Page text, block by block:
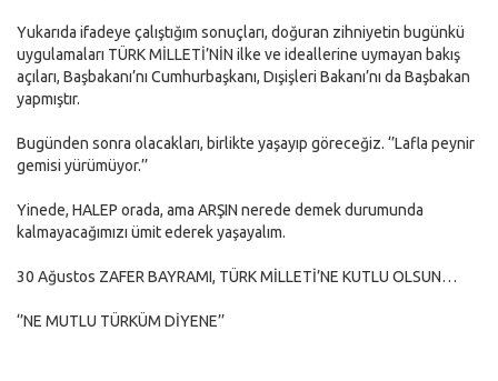
Yukarıda ifadeye çalıştığım sonuçları, doğuran zihniyetin bugünkü
uygulamaları TÜRK MİLLETİ’NİN ilke ve ideallerine uymayan bakış
açıları, Başbakanı’nı Cumhurbaşkanı, Dışişleri Bakanı’nı da Başbakan
yapmıştır.
Bugünden sonra olacakları, birlikte yaşayıp göreceğiz. ‘’Lafla peynir
gemisi yürümüyor.’’
Yinede, HALEP orada, ama ARŞIN nerede demek durumunda
kalmayacağımızı ümit ederek yaşayalım.
30 Ağustos ZAFER BAYRAMI, TÜRK MİLLETİ’NE KUTLU OLSUN…
‘’NE MUTLU TÜRKÜM DİYENE’’